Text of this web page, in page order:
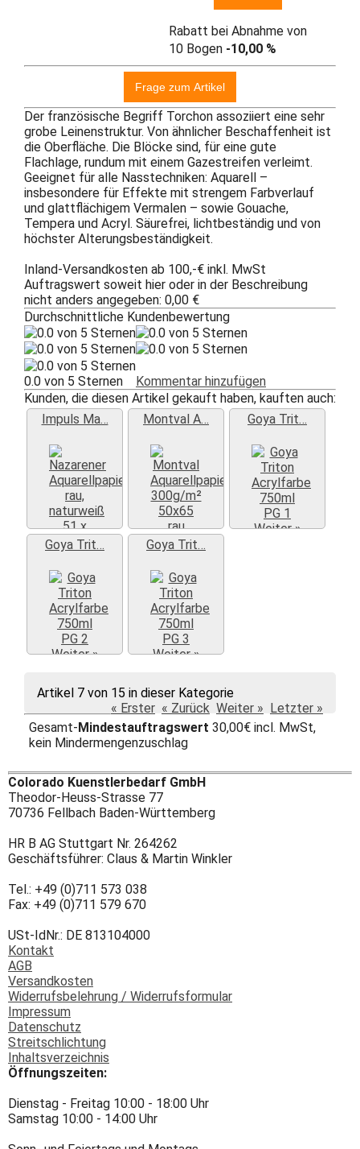
Rabatt bei Abnahme von
10 Bogen -10,00 %
Der französische Begriff Torchon assoziiert eine sehr
grobe Leinenstruktur. Von ähnlicher Beschaffenheit ist
die Oberfläche. Die Blöcke sind, für eine gute
Flachlage, rundum mit einem Gazestreifen verleimt.
Geeignet für alle Nasstechniken: Aquarell –
insbesondere für Effekte mit strengem Farbverlauf
und glattflächigem Vermalen – sowie Gouache,
Tempera und Acryl. Säurefrei, lichtbeständig und von
höchster Alterungsbeständigkeit.
Inland-Versandkosten ab 100,-€ inkl. MwSt
Auftragswert soweit hier oder in der Beschreibung
nicht anders angegeben: 0,00 €
Durchschnittliche Kundenbewertung
0.0 von 5 Sternen Kommentar hinzufügen
Kunden, die diesen Artikel gekauft haben, kauften auch:
Impuls Ma…
Weiter »
Montval A…
Weiter »
Goya Trit…
Weiter »
Goya Trit…
Weiter »
Goya Trit…
Weiter »
Artikel 7 von 15 in dieser Kategorie
« Erster « Zurück Weiter » Letzter »
Gesamt-Mindestauftragswert 30,00€ incl. MwSt,
kein Mindermengenzuschlag
Colorado Kuenstlerbedarf GmbH
Theodor-Heuss-Strasse 77
70736 Fellbach Baden-Württemberg
HR B AG Stuttgart Nr. 264262
Geschäftsführer: Claus & Martin Winkler
Tel.: +49 (0)711 573 038
Fax: +49 (0)711 579 670
USt-IdNr.: DE 813104000
Kontakt
AGB
Versandkosten
Widerrufsbelehrung / Widerrufsformular
Impressum
Datenschutz
Streitschlichtung
Inhaltsverzeichnis
Öffnungszeiten:
Dienstag - Freitag 10:00 - 18:00 Uhr
Samstag 10:00 - 14:00 Uhr